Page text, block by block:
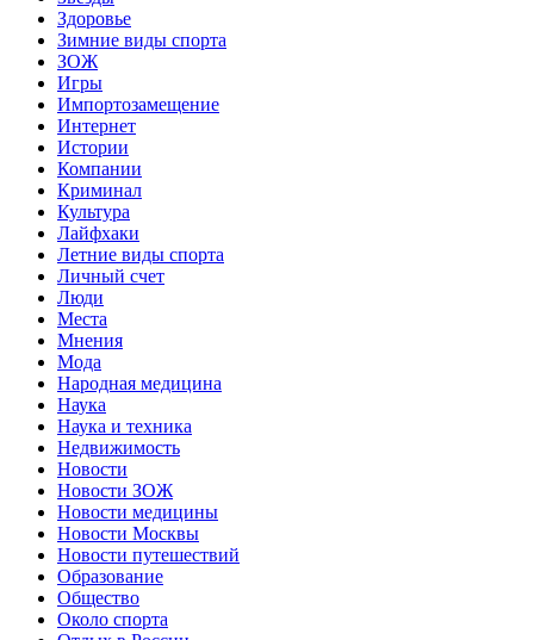
Здоровье
Зимние виды спорта
ЗОЖ
Игры
Импортозамещение
Интернет
Истории
Компании
Криминал
Культура
Лайфхаки
Летние виды спорта
Личный счет
Люди
Места
Мнения
Мода
Народная медицина
Наука
Наука и техника
Недвижимость
Новости
Новости ЗОЖ
Новости медицины
Новости Москвы
Новости путешествий
Образование
Общество
Около спорта